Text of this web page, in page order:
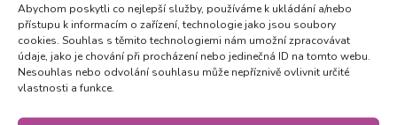
Abychom poskytli co nejlepší služby, používáme k ukládání a/nebo
přístupu k informacím o zařízení, technologie jako jsou soubory
cookies. Souhlas s těmito technologiemi nám umožní zpracovávat
údaje, jako je chování při procházení nebo jedinečná ID na tomto webu.
Nesouhlas nebo odvolání souhlasu může nepříznivě ovlivnit určité
vlastnosti a funkce.
Zůstaňte v obraze
Odebírejte novinky a mějte přehled o všech našich
akcích